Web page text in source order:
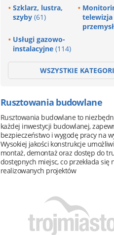
Szklarz, lustra,
szyby (61)
telewizja
Usługi gazowo-
instalacyjne (114)
WSZYSTKIE
Rusztowania budowlane
Rusztowania budowlane to
każdej inwestycji budowlanej,
bezpieczeństwo i wygodę pracy na
Wysokiej jakości konstrukcje
montaż, demontaż oraz dostęp do
dostępnych miejsc, co przekłada się
realizowanych projektów